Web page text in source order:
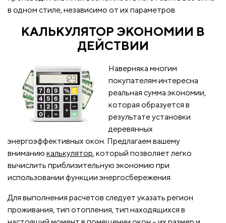
в одном стиле, независимо от их параметров.
КАЛЬКУЛЯТОР ЭКОНОМИИ В
ДЕЙСТВИИ
Наверняка многим
покупателям интересна
реальная сумма экономии,
которая образуется в
результате установки
деревянных
энергоэффективных окон. Предлагаем вашему
вниманию калькулятор, который позволяет легко
вычислить приблизительную экономию при
использовании функции энергосбережения.
Для выполнения расчетов следует указать регион
проживания, тип отопления, тип находящихся в